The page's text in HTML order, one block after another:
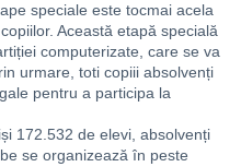
speciale este tocmai acela
Această etapă specială
computerizate, care se va
urmare, toti copiii absolvenți
pentru a participa la
172.532 de elevi, absolvenți
se organizează în peste